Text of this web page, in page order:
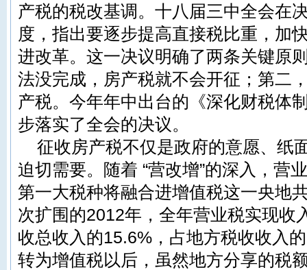
产税的税改基调。十八届三中全会在
度，指出要逐步提高直接税比重，加
进改革。这一决议明确了两条关键原
法没完成，房产税就不会开征；第二
产税。今年年中出台的《深化财税体
步落实了全会的决议。
征收房产税不仅是政府的意愿、纸
迫切需要。随着 “营改增”的深入，营
第一大税种将融合进增值税这一央地
次扩围的2012年，全年营业税实现收
收总收入的15.6%，占地方税收收入
转为增值税以后，虽然地方分享的税